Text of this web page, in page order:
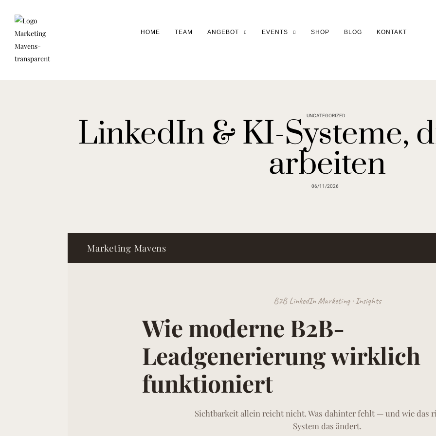
HOME TEAM ANGEBOT EVENTS SHOP BLOG KONTAKT
UNCATEGORIZED
LinkedIn & KI-Systeme,
arbeiten
06/11/2026
Marketing Mavens
B2B LinkedIn Marketing · Insights
Wie moderne B2B-
Leadgenerierung wirklich
funktioniert
Sichtbarkeit allein reicht nicht. Was dahinter fehlt — und wie das
System das ändert.